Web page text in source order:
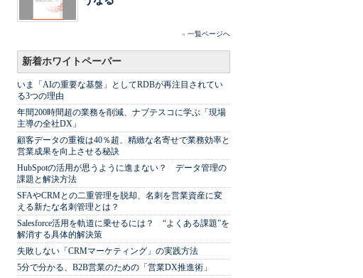
» 一覧ページへ
新着ホワイトペーパー
いま「AIの重要な基盤」としてRDBが再注目されてい
る3つの理由
年間200時間超の業務を削減、ナブテスコに学ぶ「現場
主導の全社DX」
顧客データの重複は40％超、精緻な名寄せで業務効率と
営業成果を向上させる秘訣
HubSpotの活用が思うように進まない？ データ管理の
課題と解決方法
SFAやCRMとの二重管理を脱却、名刺を営業資産に変
える新たな名刺管理とは？
Salesforce活用を軌道に乗せるには？ “よくある課題”を
解消する具体的解決策
失敗しない「CRMマーケティング」の実践方法
5分で分かる、B2B営業のための「営業DX推進術」